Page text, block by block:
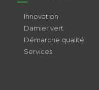
Innovation
Damier vert
Démarche qualité
Services